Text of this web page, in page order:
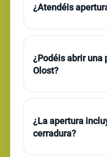
¿Atendéis
¿Podéis abrir una
Olost?
¿La apertura
cerradura?